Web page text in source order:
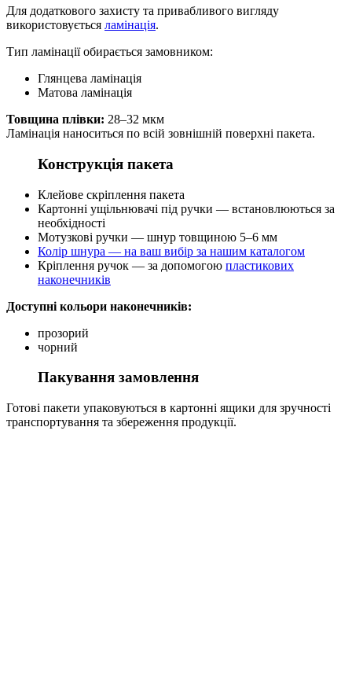
Для додаткового захисту та привабливого вигляду
використовується ламінація.
Тип ламінації обирається замовником:
Глянцева ламінація
Матова ламінація
Товщина плівки: 28–32 мкм
Ламінація наноситься по всій зовнішній поверхні пакета.
Конструкція пакета
Клейове скріплення пакета
Картонні ущільнювачі під ручки — встановлюються за
необхідності
Мотузкові ручки — шнур товщиною 5–6 мм
Колір шнура — на ваш вибір за нашим каталогом
Кріплення ручок — за допомогою пластикових
наконечників
Доступні кольори наконечників:
прозорий
чорний
Пакування замовлення
Готові пакети упаковуються в картонні ящики для зручності
транспортування та збереження продукції.